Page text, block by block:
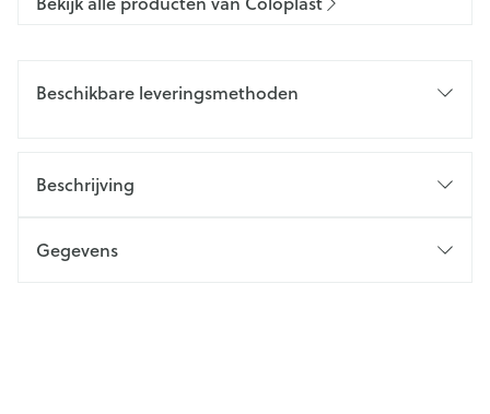
Beschikbare leveringsmethoden
Beschrijving
Gegevens